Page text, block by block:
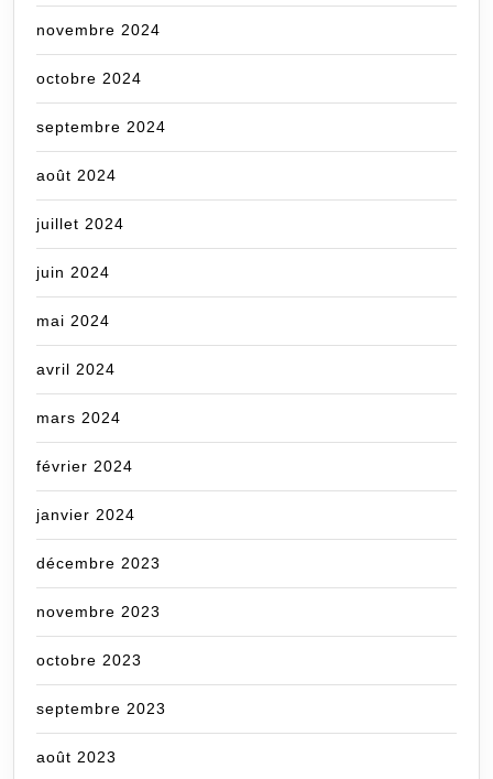
novembre 2024
octobre 2024
septembre 2024
août 2024
juillet 2024
juin 2024
mai 2024
avril 2024
mars 2024
février 2024
janvier 2024
décembre 2023
novembre 2023
octobre 2023
septembre 2023
août 2023